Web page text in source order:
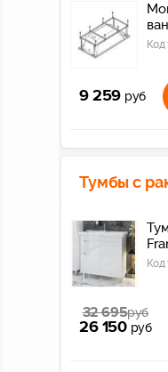
9 259 руб
Тумбы с
32 695руб
26 150 руб